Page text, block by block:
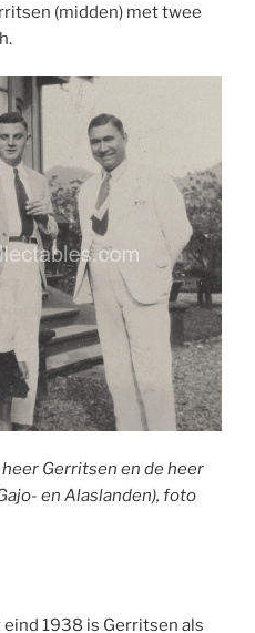
(midden) met twee
heer Gerritsen en de heer
en Alaslanden), foto
1938 is Gerritsen als